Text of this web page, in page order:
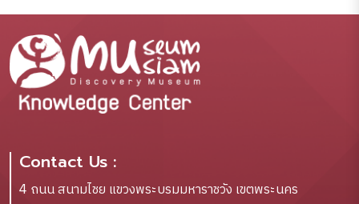
Contact Us :
4 ถนน สนามไชย แขวงพระบรมมหาราชวัง เขตพระนคร